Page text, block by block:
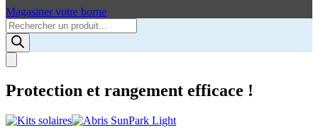
Magasiner votre borne
Products
search
Protection et rangement efficace !